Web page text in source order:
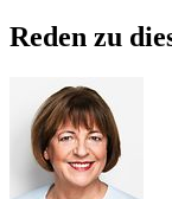
Reden zu